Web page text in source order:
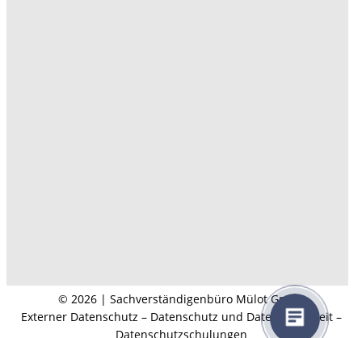
© 2026 | Sachverständigenbüro Mülot GmbH
Externer Datenschutz – Datenschutz und Datensicherheit –
Datenschutzschulungen